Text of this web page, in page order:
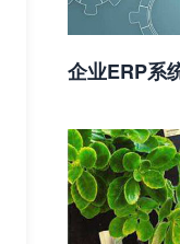
企业ERP系